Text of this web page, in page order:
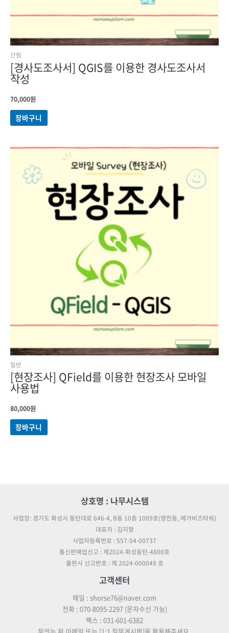
산림
[경사도조사서] QGIS를 이용한 경사도조사서
작성
70,000원
장바구니
일반
[현장조사] QField를 이용한 현장조사 모바일
사용법
80,000원
장바구니
상호명 : 나무시스템
사업장: 경기도 화성시 동탄대로 646-4, B동 10층 1009호(영천동, 메가비즈타워)
대표자 : 김지항
사업자등록번호 : 557-54-00737
통신판매업신고 : 제2024-화성동탄-4800호
출판사 신고번호 : 제 2024-000049 호
고객센터
메일 : shorse76@naver.com
전화 : 070-8095-2297 (문자수신 가능)
팩스 : 031-601-6382